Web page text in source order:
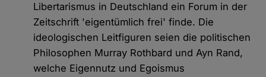
Libertarismus in Deutschland ein Forum in der
Zeitschrift 'eigentümlich frei' finde. Die
ideologischen Leitfiguren seien die politischen
Philosophen Murray Rothbard und Ayn Rand,
welche Eigennutz und Egoismus